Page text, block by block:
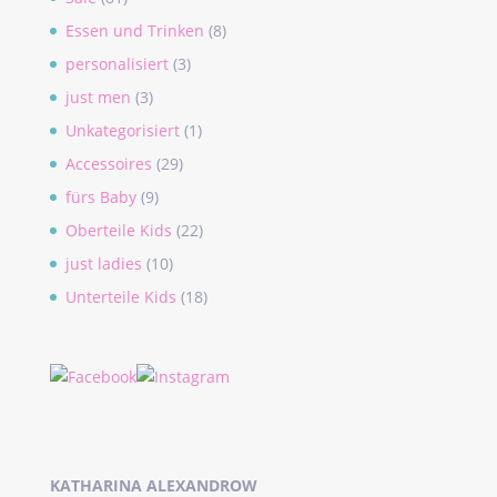
Essen und Trinken (8)
personalisiert (3)
just men (3)
Unkategorisiert (1)
Accessoires (29)
fürs Baby (9)
Oberteile Kids (22)
just ladies (10)
Unterteile Kids (18)
KATHARINA ALEXANDROW